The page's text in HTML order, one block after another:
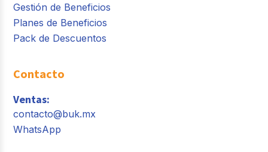
Gestión de Beneficios
Planes de Beneficios
Pack de Descuentos
Contacto
Ventas:
contacto@buk.mx
WhatsApp